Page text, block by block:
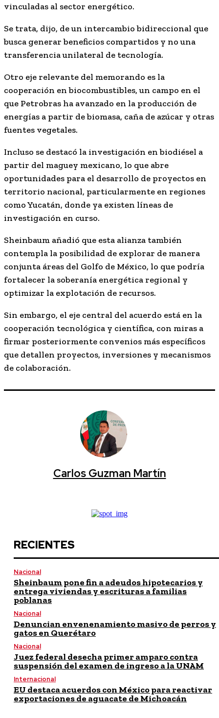
vinculadas al sector energético.
Se trata, dijo, de un intercambio bidireccional que
busca generar beneficios compartidos y no una
transferencia unilateral de tecnología.
Otro eje relevante del memorando es la
cooperación en biocombustibles, un campo en el
que Petrobras ha avanzado en la producción de
energías a partir de biomasa, caña de azúcar y otras
fuentes vegetales.
Incluso se destacó la investigación en biodiésel a
partir del maguey mexicano, lo que abre
oportunidades para el desarrollo de proyectos en
territorio nacional, particularmente en regiones
como Yucatán, donde ya existen líneas de
investigación en curso.
Sheinbaum añadió que esta alianza también
contempla la posibilidad de explorar de manera
conjunta áreas del Golfo de México, lo que podría
fortalecer la soberanía energética regional y
optimizar la explotación de recursos.
Sin embargo, el eje central del acuerdo está en la
cooperación tecnológica y científica, con miras a
firmar posteriormente convenios más específicos
que detallen proyectos, inversiones y mecanismos
de colaboración.
Carlos Guzman Martín
RECIENTES
Nacional
Sheinbaum pone fin a adeudos hipotecarios y
entrega viviendas y escrituras a familias
poblanas
Nacional
Denuncian envenenamiento masivo de perros y
gatos en Querétaro
Nacional
Juez federal desecha primer amparo contra
suspensión del examen de ingreso a la UNAM
Internacional
EU destaca acuerdos con México para reactivar
exportaciones de aguacate de Michoacán